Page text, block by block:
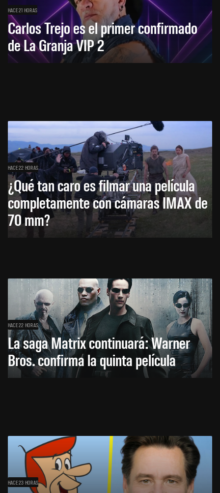
HACE 21 HORAS
Carlos Trejo es el primer confirmado
de La Granja VIP 2
HACE 22 HORAS
¿Qué tan caro es filmar una película
completamente con cámaras IMAX de
70 mm?
HACE 22 HORAS
La saga Matrix continuará: Warner
Bros. confirma la quinta película
HACE 23 HORAS